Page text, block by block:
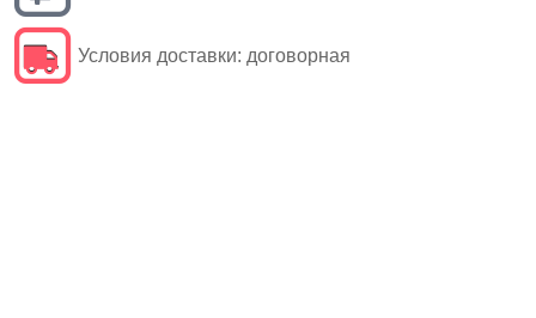
Условия доставки: договорная